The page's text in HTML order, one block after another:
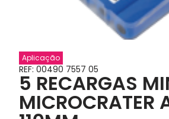
Aplicação
REF: 00490 7557 05
5 RECARGAS
MICROCRATER